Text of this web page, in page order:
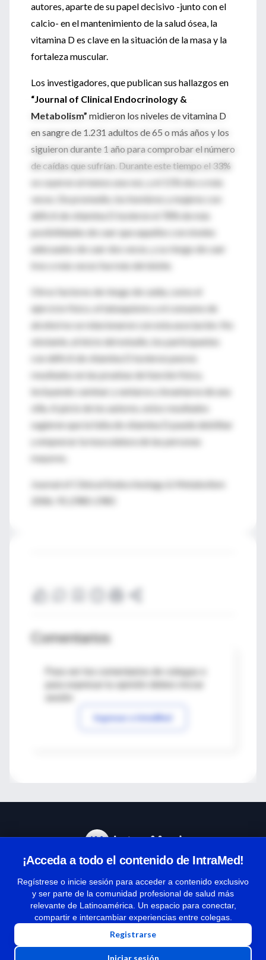
autores, aparte de su papel decisivo -junto con el
calcio- en el mantenimiento de la salud ósea, la
vitamina D es clave en la situación de la masa y la
fortaleza muscular.
Los investigadores, que publican sus hallazgos en
“Journal of Clinical Endocrinology &
Metabolism” midieron los niveles de vitamina D
en sangre de 1.231 adultos de 65 o más años y los
siguieron durante 1 año para comprobar el número
de caídas que sufrían. Durante este tiempo el 33%
se cayeron al menos una vez, y el 11% dos o más
veces. De promedio, los hombres y mujeres con
déficit de vitamina D tuvieron el 78% de más
posibilidades de caer que aquellos con niveles
adecuados de caer dos veces, y su riesgo de caer
tres o más veces fue más del doble.
Otros factores de riesgo de caída, como el
ejercicio físico, el tabaquismo y el consumo de
alcohol no se relacionaron con esta asociación. No
obstante, al inicio del estudio, los participantes
con déficit de vitamina D tuvieron peores
resultados en las pruebas de función física,
incluyendo caminar y sentarse y levantarse de una
silla. A juicio de los autores, estos resultados
sugieren que la falta de vitamina D puede debilitar
y empeorar la musculatura de las personas
mayores.
Journal of Clinical Endocrinology & Metabolism
2006; 91:2980-2985
Comentarios
Para ver los comentarios de colegas o
Ingresar a IntraMed
¡Acceda a todo el contenido de IntraMed!
Regístrese o inicie sesión para acceder a contenido exclusivo
y ser parte de la comunidad profesional de salud más
relevante de Latinoamérica. Un espacio para conectar,
compartir e intercambiar experiencias entre colegas.
Registrarse
Iniciar sesión
Términos y condiciones
| Políticas de privacidad
| Todos los derechos reservados | Copyright 1997-2026